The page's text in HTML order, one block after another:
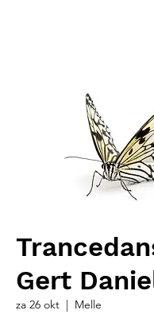
Gert
za 26 okt
  |
Melle